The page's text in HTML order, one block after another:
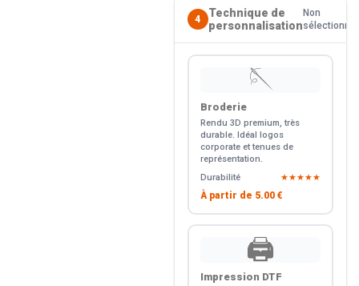
4
Technique de
personnalisation
Non
sélectionné
🪡
Broderie
Rendu 3D premium, très
durable. Idéal logos
corporate et tenues de
représentation.
Durabilité
★★★★★
À partir de 5.00 €
🖨️
Impression DTF